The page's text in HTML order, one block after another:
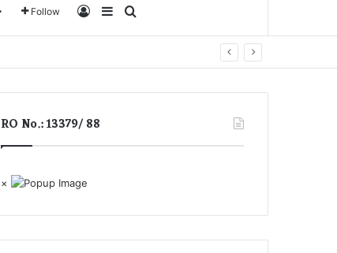
Follow Log InSidebar
RO No.: 13379/ 88
×